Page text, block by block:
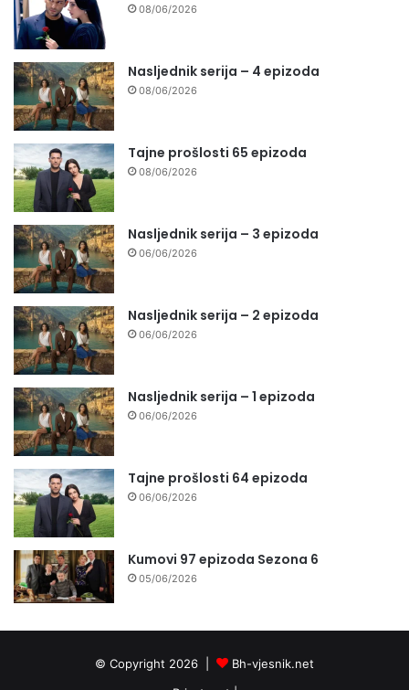
08/06/2026
Nasljednik serija – 4 epizoda
08/06/2026
Tajne prošlosti 65 epizoda
08/06/2026
Nasljednik serija – 3 epizoda
06/06/2026
Nasljednik serija – 2 epizoda
06/06/2026
Nasljednik serija – 1 epizoda
06/06/2026
Tajne prošlosti 64 epizoda
06/06/2026
Kumovi 97 epizoda Sezona 6
05/06/2026
© Copyright 2026 |
Bh-vjesnik.net